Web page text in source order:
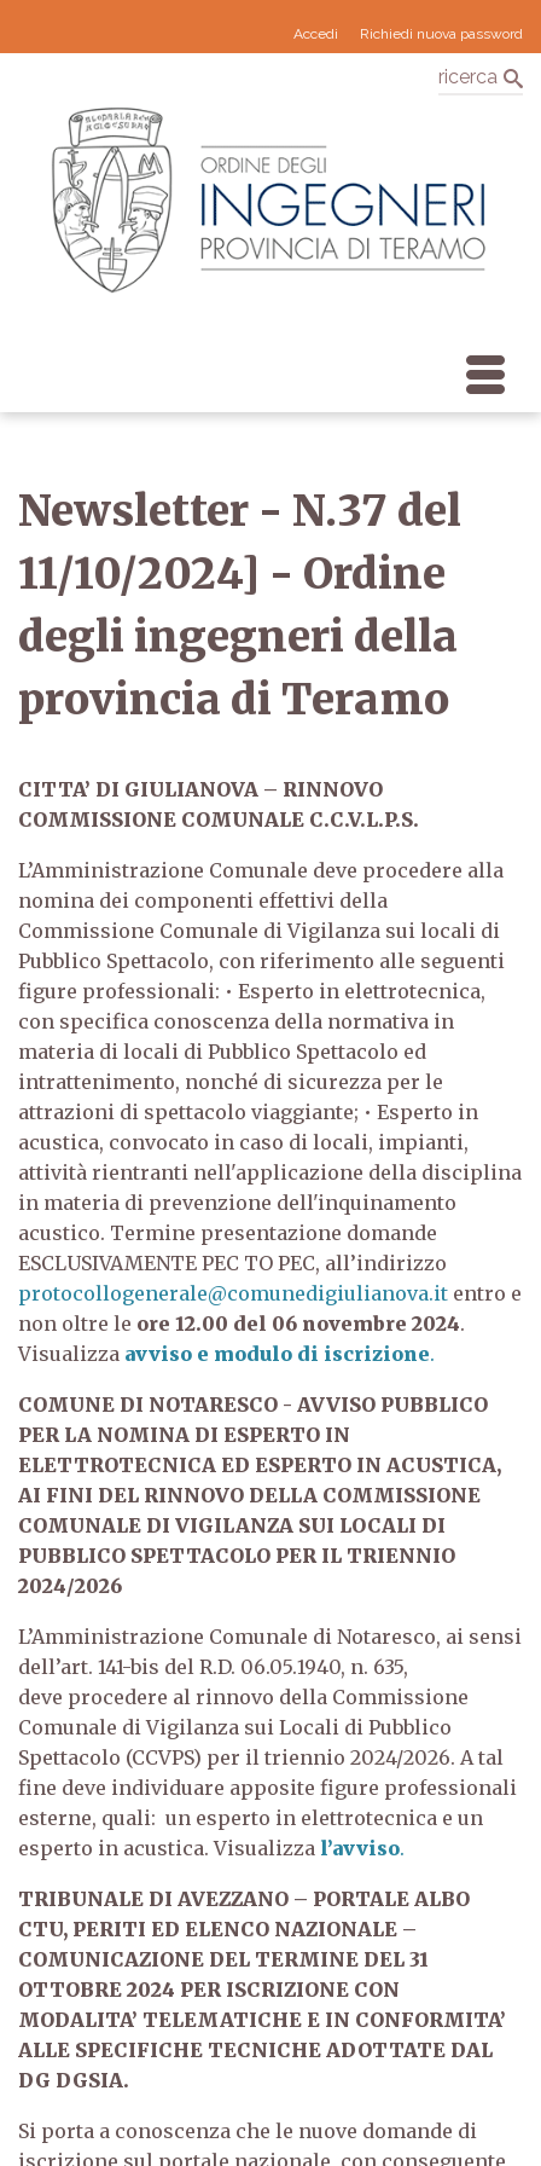
Accedi Richiedi nuova password
ricerca
Newsletter - N.37 del
11/10/2024] - Ordine
degli ingegneri della
provincia di Teramo
CITTA’ DI GIULIANOVA – RINNOVO
COMMISSIONE COMUNALE C.C.V.L.P.S.
L’Amministrazione Comunale deve procedere alla
nomina dei componenti effettivi della
Commissione Comunale di Vigilanza sui locali di
Pubblico Spettacolo, con riferimento alle seguenti
figure professionali: • Esperto in elettrotecnica,
con specifica conoscenza della normativa in
materia di locali di Pubblico Spettacolo ed
intrattenimento, nonché di sicurezza per le
attrazioni di spettacolo viaggiante; • Esperto in
acustica, convocato in caso di locali, impianti,
attività rientranti nell'applicazione della disciplina
in materia di prevenzione dell'inquinamento
acustico. Termine presentazione domande
ESCLUSIVAMENTE PEC TO PEC, all’indirizzo
protocollogenerale@comunedigiulianova.it entro e
non oltre le ore 12.00 del 06 novembre 2024.
Visualizza avviso e modulo di iscrizione.
COMUNE DI NOTARESCO - AVVISO PUBBLICO
PER LA NOMINA DI ESPERTO IN
ELETTROTECNICA ED ESPERTO IN ACUSTICA,
AI FINI DEL RINNOVO DELLA COMMISSIONE
COMUNALE DI VIGILANZA SUI LOCALI DI
PUBBLICO SPETTACOLO PER IL TRIENNIO
2024/2026
L’Amministrazione Comunale di Notaresco, ai sensi
dell’art. 141-bis del R.D. 06.05.1940, n. 635,
deve procedere al rinnovo della Commissione
Comunale di Vigilanza sui Locali di Pubblico
Spettacolo (CCVPS) per il triennio 2024/2026. A tal
fine deve individuare apposite figure professionali
esterne, quali: un esperto in elettrotecnica e un
esperto in acustica. Visualizza l’avviso.
TRIBUNALE DI AVEZZANO – PORTALE ALBO
CTU, PERITI ED ELENCO NAZIONALE –
COMUNICAZIONE DEL TERMINE DEL 31
OTTOBRE 2024 PER ISCRIZIONE CON
MODALITA’ TELEMATICHE E IN CONFORMITA’
ALLE SPECIFICHE TECNICHE ADOTTATE DAL
DG DGSIA.
Si porta a conoscenza che le nuove domande di